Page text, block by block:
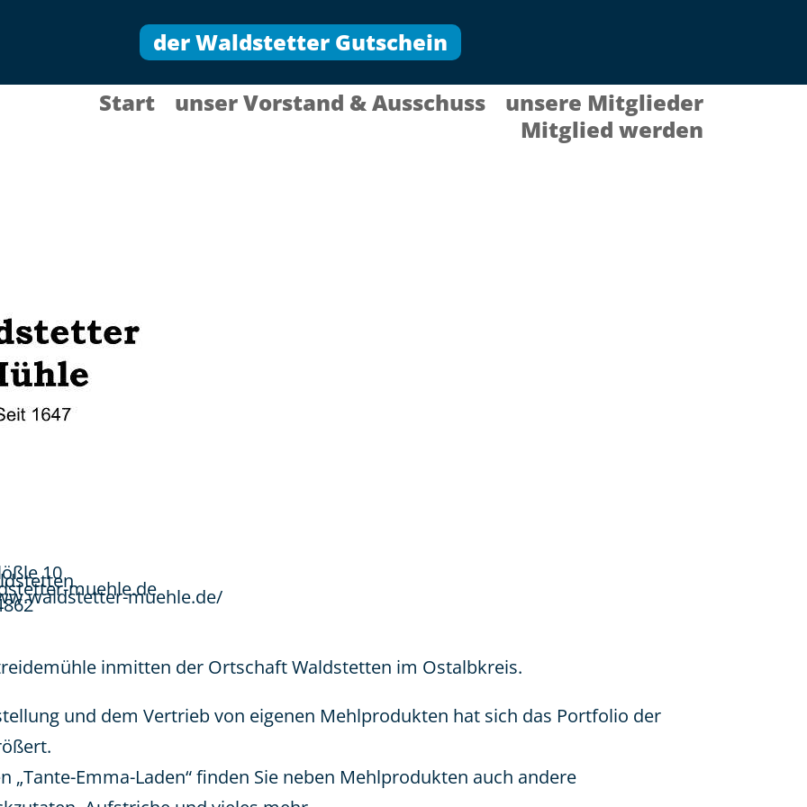
der Waldstetter Gutschein
Start unser Vorstand & Ausschuss
unsere Mitglieder
Mitglied werden
10
muehle.demuehle.de/
inmitten der Ortschaft Waldstetten im Ostalbkreis.
und dem Vertrieb von eigenen Mehlprodukten hat sich das Portfolio der
„Tante-Emma-Laden“ finden Sie neben Mehlprodukten auch andere